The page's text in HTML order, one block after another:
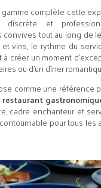
complète cette
discrète et
convives tout au long de
vins, le rythme du
créer un moment
ou d’un dîner
comme une référence
restaurant
cadre enchanteur et
pour tous les